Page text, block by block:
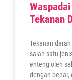
Tekanan
Tekanan
salah satu
enteng oleh
dengan benar,